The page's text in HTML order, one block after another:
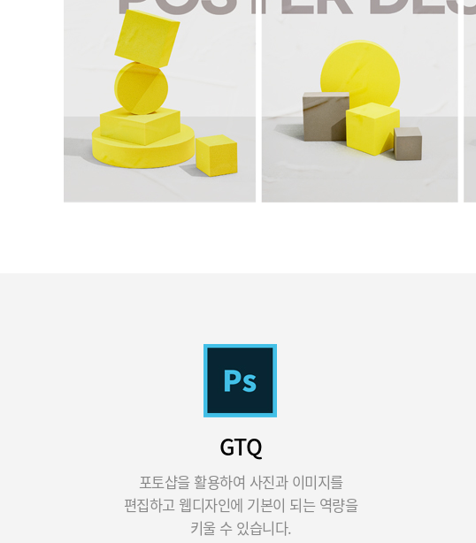
GTQ
포토샵을 활용하여 사진과 이미지를
편집하고 웹디자인에 기본이 되는 역량을
키울 수 있습니다.